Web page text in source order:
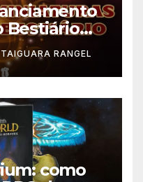
Bestiário
TAIGUARA RANGEL
como